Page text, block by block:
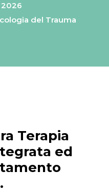
2026
del Trauma
Terapia
ed